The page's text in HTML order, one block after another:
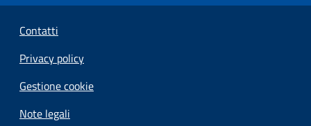
Sezione Link Utili
Contatti
Privacy policy
Gestione cookie
Note legali